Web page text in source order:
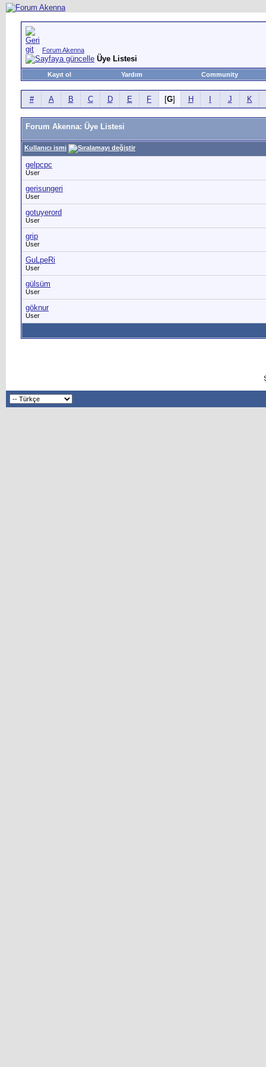
Forum Akenna
Üye Listesi
Kayıt ol Yardım Community
# A B C D E F [G] H J K
Forum Akenna: Üye Listesi
Kullanıcı ismi
gelpcpc
User
gerisungeri
User
gotuyerord
User
grip
User
GuLpeRi
User
gülsüm
User
göknur
User